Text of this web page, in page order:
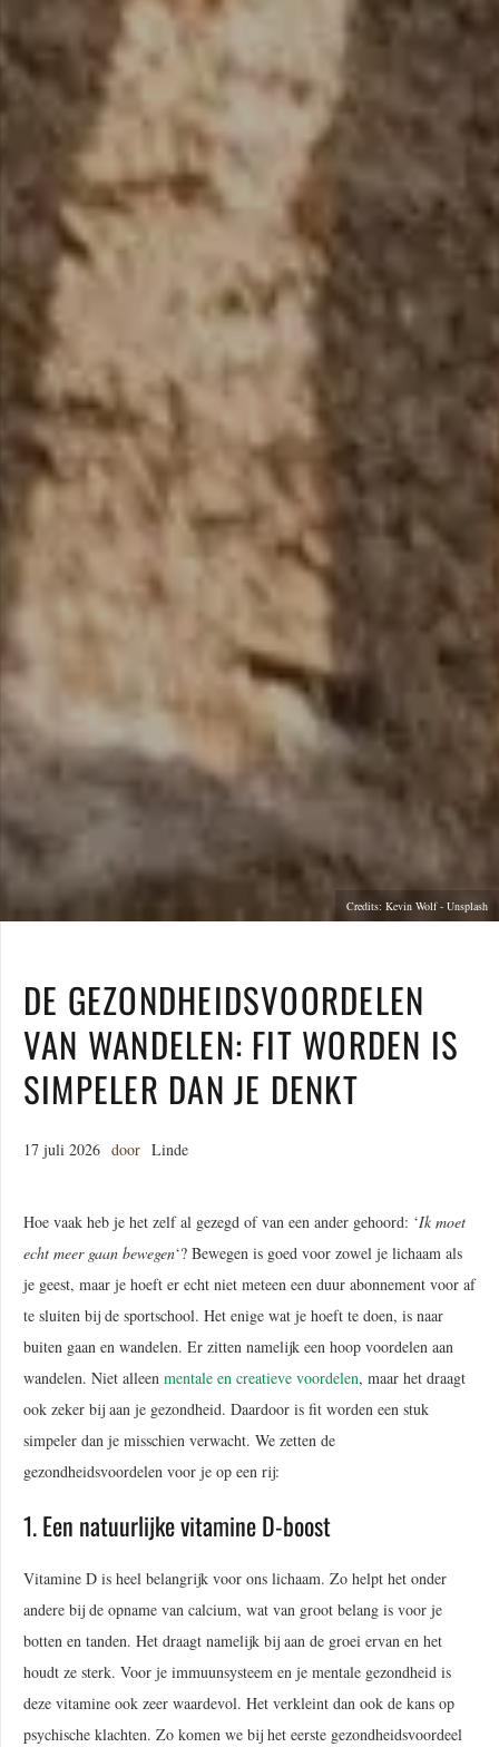
Credits: Kevin Wolf - Unsplash
DE GEZONDHEIDSVOORDELEN
VAN WANDELEN: FIT WORDEN IS
SIMPELER DAN JE DENKT
17 juli 2026 door Linde
Hoe vaak heb je het zelf al gezegd of van een ander gehoord: ‘Ik moet
echt meer gaan bewegen‘? Bewegen is goed voor zowel je lichaam als
je geest, maar je hoeft er echt niet meteen een duur abonnement voor af
te sluiten bij de sportschool. Het enige wat je hoeft te doen, is naar
buiten gaan en wandelen. Er zitten namelijk een hoop voordelen aan
wandelen. Niet alleen mentale en creatieve voordelen, maar het draagt
ook zeker bij aan je gezondheid. Daardoor is fit worden een stuk
simpeler dan je misschien verwacht. We zetten de
gezondheidsvoordelen voor je op een rij:
1. Een natuurlijke vitamine D-boost
Vitamine D is heel belangrijk voor ons lichaam. Zo helpt het onder
andere bij de opname van calcium, wat van groot belang is voor je
botten en tanden. Het draagt namelijk bij aan de groei ervan en het
houdt ze sterk. Voor je immuunsysteem en je mentale gezondheid is
deze vitamine ook zeer waardevol. Het verkleint dan ook de kans op
psychische klachten. Zo komen we bij het eerste gezondheidsvoordeel